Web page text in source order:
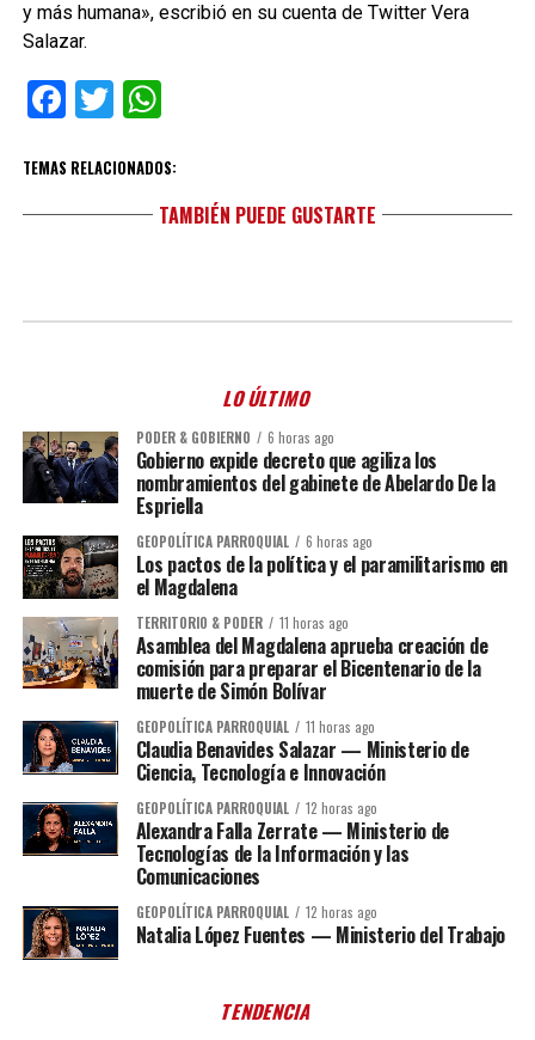
y más humana», escribió en su cuenta de Twitter Vera
Salazar.
Facebook
TwitterWhatsApp
TEMAS RELACIONADOS:
TAMBIÉN PUEDE GUSTARTE
LO ÚLTIMO
PODER & GOBIERNO 6 horas ago
Gobierno expide decreto que agiliza los
nombramientos del gabinete de Abelardo De la
Espriella
GEOPOLÍTICA PARROQUIAL 6 horas ago
Los pactos de la política y el paramilitarismo en
el Magdalena
TERRITORIO & PODER 11 horas ago
Asamblea del Magdalena aprueba creación de
comisión para preparar el Bicentenario de la
muerte de Simón Bolívar
GEOPOLÍTICA PARROQUIAL 11 horas ago
Claudia Benavides Salazar — Ministerio de
Ciencia, Tecnología e Innovación
GEOPOLÍTICA PARROQUIAL 12 horas ago
Alexandra Falla Zerrate — Ministerio de
Tecnologías de la Información y las
Comunicaciones
GEOPOLÍTICA PARROQUIAL 12 horas ago
Natalia López Fuentes — Ministerio del Trabajo
TENDENCIA